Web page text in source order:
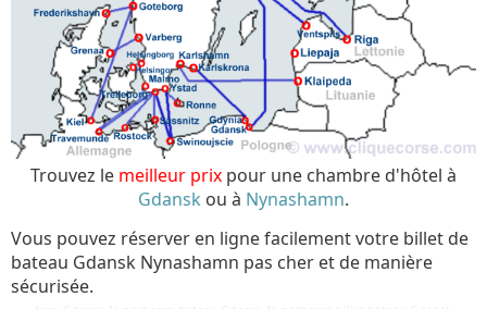
Trouvez le meilleur prix pour une chambre d'hôtel à
Gdansk ou à Nynashamn.
Vous pouvez réserver en ligne facilement votre billet de
bateau Gdansk Nynashamn pas cher et de manière
sécurisée.